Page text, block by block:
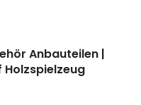
Anbauteilen |